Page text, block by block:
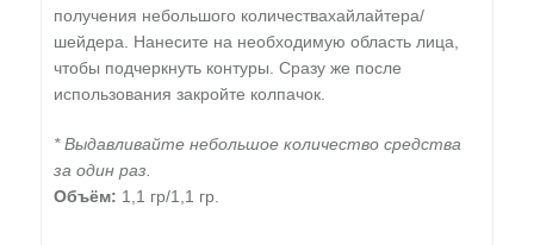
получения небольшого количествахайлайтера/
шейдера. Нанесите на необходимую область лица,
чтобы подчеркнуть контуры. Сразу же после
использования закройте колпачок.
* Выдавливайте небольшое количество средства
за один раз.
Объём: 1,1 гр/1,1 гр.